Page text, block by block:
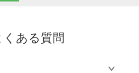
くある質問